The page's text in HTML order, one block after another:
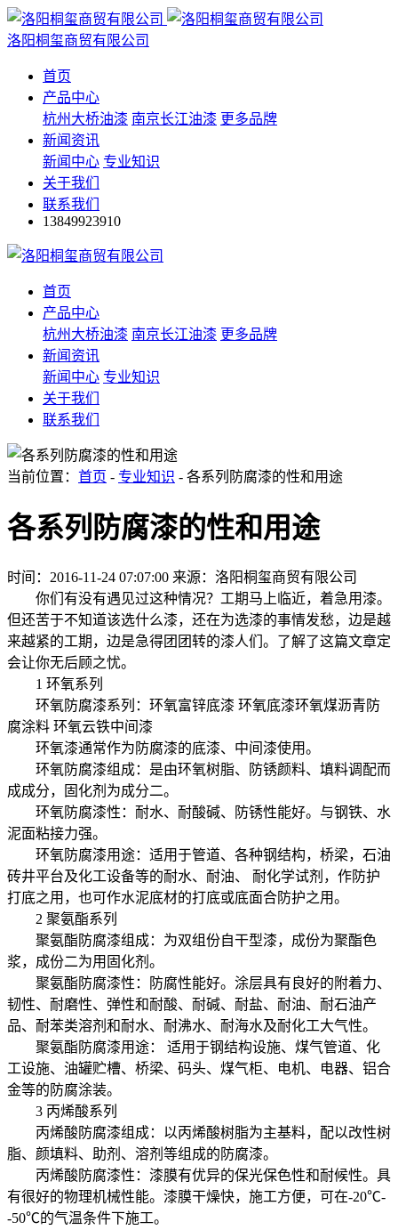
洛阳桐玺商贸有限公司
首页
产品中心
杭州大桥油漆 南京长江油漆 更多品牌
新闻资讯
新闻中心 专业知识
关于我们
联系我们
13849923910
首页
产品中心
杭州大桥油漆 南京长江油漆 更多品牌
新闻资讯
新闻中心 专业知识
关于我们
联系我们
当前位置： 首页 - 专业知识 - 各系列防腐漆的性和用途
各系列防腐漆的性和用途
时间：2016-11-24 07:07:00 来源：洛阳桐玺商贸有限公司
你们有没有遇见过这种情况？工期马上临近，着急用漆。
但还苦于不知道该选什么漆，还在为选漆的事情发愁，边是越
来越紧的工期，边是急得团团转的漆人们。了解了这篇文章定
会让你无后顾之忧。
1 环氧系列
环氧防腐漆系列：环氧富锌底漆 环氧底漆环氧煤沥青防
腐涂料 环氧云铁中间漆
环氧漆通常作为防腐漆的底漆、中间漆使用。
环氧防腐漆组成：是由环氧树脂、防锈颜料、填料调配而
成成分，固化剂为成分二。
环氧防腐漆性：耐水、耐酸碱、防锈性能好。与钢铁、水
泥面粘接力强。
环氧防腐漆用途：适用于管道、各种钢结构，桥梁，石油
砖井平台及化工设备等的耐水、耐油、 耐化学试剂，作防护
打底之用，也可作水泥底材的打底或底面合防护之用。
2 聚氨酯系列
聚氨酯防腐漆组成：为双组份自干型漆，成份为聚酯色
浆，成份二为用固化剂。
聚氨酯防腐漆性：防腐性能好。涂层具有良好的附着力、
韧性、耐磨性、弹性和耐酸、耐碱、耐盐、耐油、耐石油产
品、耐苯类溶剂和耐水、耐沸水、耐海水及耐化工大气性。
聚氨酯防腐漆用途： 适用于钢结构设施、煤气管道、化
工设施、油罐贮槽、桥梁、码头、煤气柜、电机、电器、铝合
金等的防腐涂装。
3 丙烯酸系列
丙烯酸防腐漆组成：以丙烯酸树脂为主基料，配以改性树
脂、颜填料、助剂、溶剂等组成的防腐漆。
丙烯酸防腐漆性：漆膜有优异的保光保色性和耐候性。具
有很好的物理机械性能。漆膜干燥快，施工方便，可在-20℃-
-50℃的气温条件下施工。